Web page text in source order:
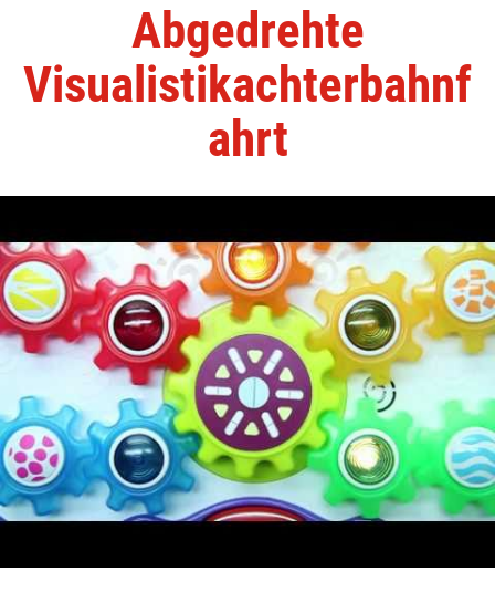
Abgedrehte
Visualistikachterbahnf
ahrt